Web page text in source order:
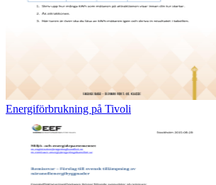
Energiförbrukning på Tivoli